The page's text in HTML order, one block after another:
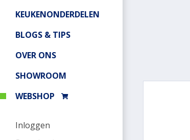
KEUKENONDERDELEN
BLOGS & TIPS
OVER ONS
SHOWROOM
WEBSHOP
Inloggen